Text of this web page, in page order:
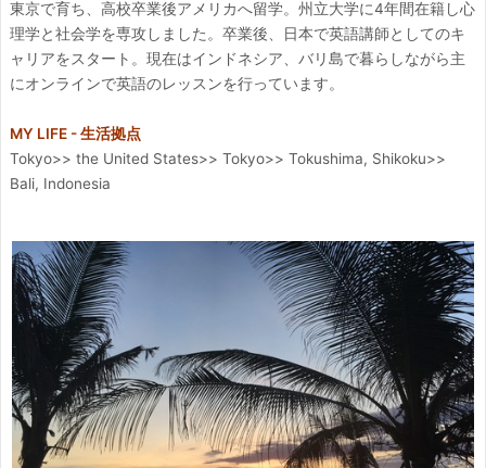
東京で育ち、高校卒業後アメリカへ留学。州立大学に4年間在籍し心
理学と社会学を専攻しました。卒業後、日本で英語講師としてのキ
ャリアをスタート。現在はインドネシア、バリ島で暮らしながら主
にオンラインで英語のレッスンを行っています。
MY LIFE - 生活拠点
Tokyo>> the United States>> Tokyo>> Tokushima, Shikoku>>
Bali, Indonesia